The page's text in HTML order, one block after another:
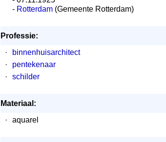
- Rotterdam (Gemeente Rotterdam)
Professie:
·
binnenhuisarchitect
·
pentekenaar
·
schilder
Materiaal:
·
aquarel